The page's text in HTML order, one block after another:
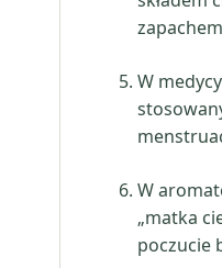
W
W
„matka
poczucie